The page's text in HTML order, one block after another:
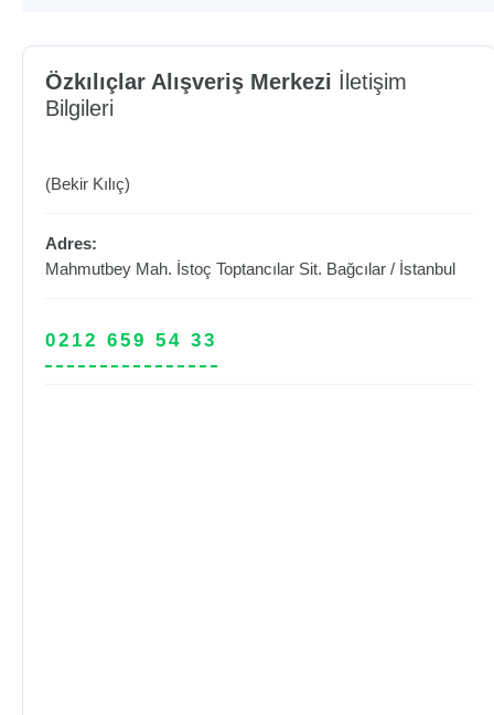
Özkılıçlar Alışveriş Merkezi İletişim
Bilgileri
(Bekir Kılıç)
Adres:
Mahmutbey Mah. İstoç Toptancılar Sit. Bağcılar / İstanbul
0212 659 54 33